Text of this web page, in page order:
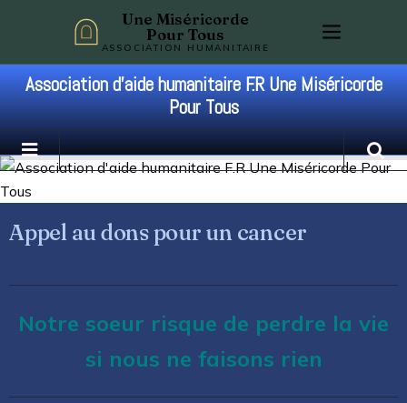
Une Miséricorde
Pour Tous
ASSOCIATION HUMANITAIRE
Association d'aide humanitaire F.R Une Miséricorde
Pour Tous
Appel au dons pour un cancer
Notre soeur risque de perdre la vie
si nous ne faisons rien